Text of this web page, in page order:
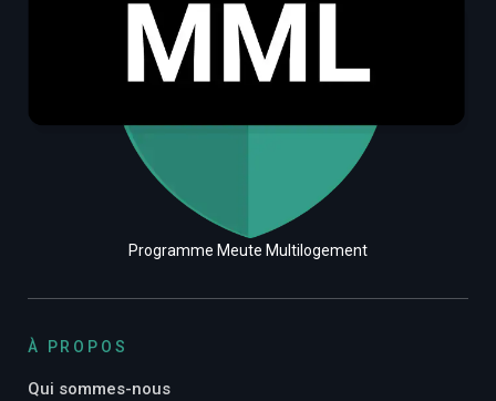
Programme Meute Multilogement
À PROPOS
Qui sommes-nous